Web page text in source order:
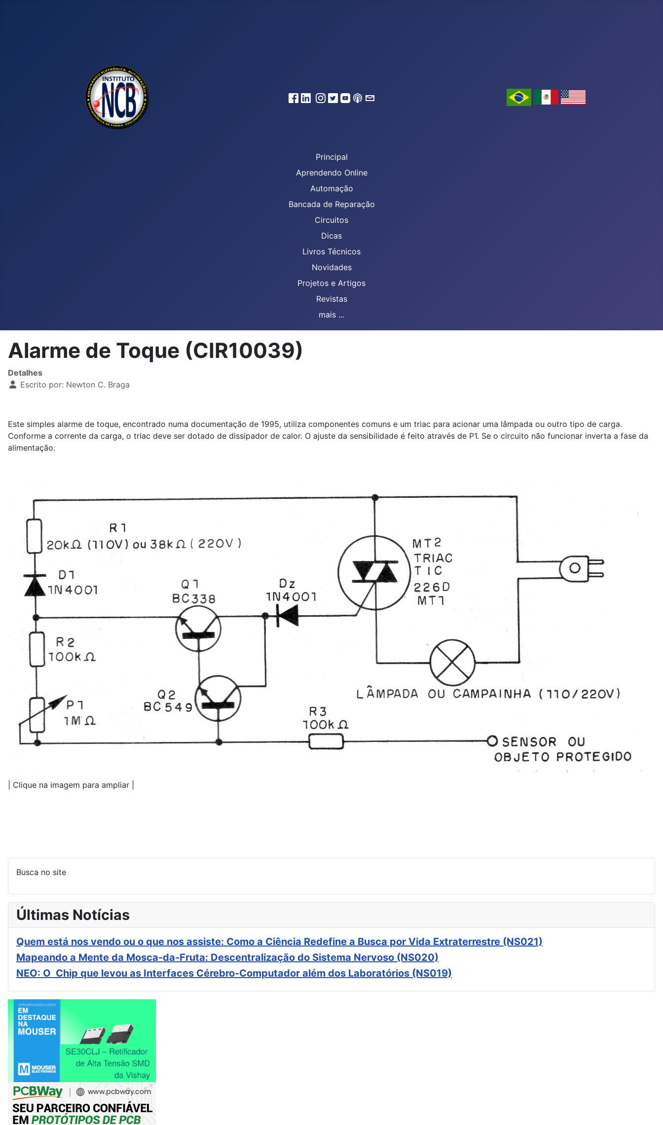
Principal
Aprendendo Online
Automação
Bancada de Reparação
Circuitos
Dicas
Livros Técnicos
Novidades
Projetos e Artigos
Revistas
mais ...
Alarme de Toque (CIR10039)
Detalhes
Escrito por: Newton C. Braga
Este simples alarme de toque, encontrado numa documentação de 1995, utiliza componentes comuns e um triac para acionar uma lâmpada ou outro tipo de carga.
Conforme a corrente da carga, o triac deve ser dotado de dissipador de calor. O ajuste da sensibilidade é feito através de P1. Se o circuito não funcionar inverta a fase da
alimentação.
| Clique na imagem para ampliar |
Busca no site
Últimas Notícias
Quem está nos vendo ou o que nos assiste: Como a Ciência Redefine a Busca por Vida Extraterrestre (NS021)
Mapeando a Mente da Mosca-da-Fruta: Descentralização do Sistema Nervoso (NS020)
NEO: O Chip que levou as Interfaces Cérebro-Computador além dos Laboratórios (NS019)